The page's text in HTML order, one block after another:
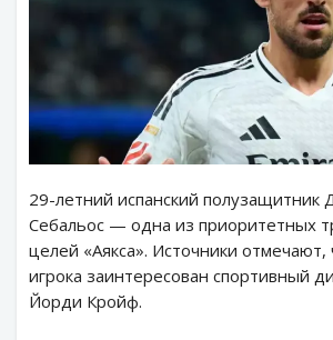
29-летний испанский полузащитник
Себальос — одна из приоритетных
целей «Аякса». Источники отмечают,
игрока заинтересован спортивный
Йорди Кройф.